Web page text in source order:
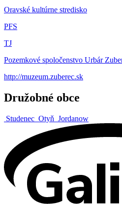
Oravské kultúrne stredisko
PFS
TJ
Pozemkové spoločenstvo Urbár
http://muzeum.zuberec.sk
Družobné obce
Studenec Otyň Jordanow